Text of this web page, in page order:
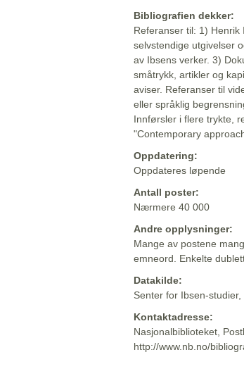
Bibliografien dekker:
Referanser til: 1)
selvstendige utgivelser
av Ibsens verker. 3)
småtrykk, artikler og
aviser. Referanser til
eller språklig
Innførsler i flere trykte,
"Contemporary
Oppdatering:
Oppdateres løpende
Antall poster:
Nærmere 40 000
Andre opplysninger:
Mange av postene
emneord. Enkelte
Datakilde:
Senter for Ibsen-
Kontaktadresse:
Nasjonalbiblioteket,
http://www.nb.no/